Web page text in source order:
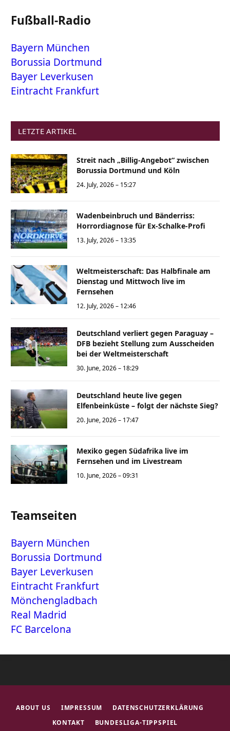
Fußball-Radio
Bayern München
Borussia Dortmund
Bayer Leverkusen
Eintracht Frankfurt
LETZTE ARTIKEL
Streit nach „Billig-Angebot“ zwischen
Borussia Dortmund und Köln
24. July, 2026 – 15:27
Wadenbeinbruch und Bänderriss:
Horrordiagnose für Ex-Schalke-Profi
13. July, 2026 – 13:35
Weltmeisterschaft: Das Halbfinale am
Dienstag und Mittwoch live im
Fernsehen
12. July, 2026 – 12:46
Deutschland verliert gegen Paraguay –
DFB bezieht Stellung zum Ausscheiden
bei der Weltmeisterschaft
30. June, 2026 – 18:29
Deutschland heute live gegen
Elfenbeinküste – folgt der nächste Sieg?
20. June, 2026 – 17:47
Mexiko gegen Südafrika live im
Fernsehen und im Livestream
10. June, 2026 – 09:31
Teamseiten
Bayern München
Borussia Dortmund
Bayer Leverkusen
Eintracht Frankfurt
Mönchengladbach
Real Madrid
FC Barcelona
ABOUT US IMPRESSUM
DATENSCHUTZERKLÄRUNG
KONTAKT
BUNDESLIGA-TIPPSPIEL